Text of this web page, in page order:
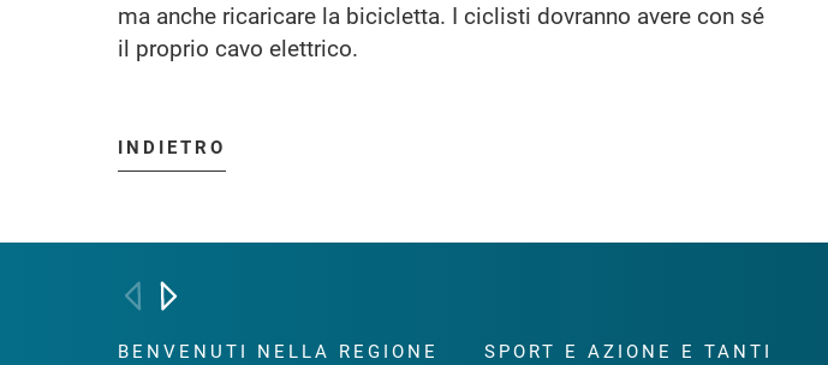
ma anche ricaricare la bicicletta. I ciclisti dovranno avere con sé
il proprio cavo elettrico.
INDIETRO
BENVENUTI NELLA REGIONE
SPORT E AZIONE E TANTI